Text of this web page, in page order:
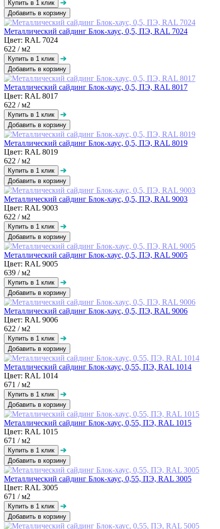
Добавить в корзину
Металлический сайдинг Блок-хаус, 0,5, ПЭ, RAL 7024
Цвет: RAL 7024
622 / м2
Добавить в корзину
Металлический сайдинг Блок-хаус, 0,5, ПЭ, RAL 8017
Цвет: RAL 8017
622 / м2
Добавить в корзину
Металлический сайдинг Блок-хаус, 0,5, ПЭ, RAL 8019
Цвет: RAL 8019
622 / м2
Добавить в корзину
Металлический сайдинг Блок-хаус, 0,5, ПЭ, RAL 9003
Цвет: RAL 9003
622 / м2
Добавить в корзину
Металлический сайдинг Блок-хаус, 0,5, ПЭ, RAL 9005
Цвет: RAL 9005
639 / м2
Добавить в корзину
Металлический сайдинг Блок-хаус, 0,5, ПЭ, RAL 9006
Цвет: RAL 9006
622 / м2
Добавить в корзину
Металлический сайдинг Блок-хаус, 0,55, ПЭ, RAL 1014
Цвет: RAL 1014
671 / м2
Добавить в корзину
Металлический сайдинг Блок-хаус, 0,55, ПЭ, RAL 1015
Цвет: RAL 1015
671 / м2
Добавить в корзину
Металлический сайдинг Блок-хаус, 0,55, ПЭ, RAL 3005
Цвет: RAL 3005
671 / м2
Добавить в корзину